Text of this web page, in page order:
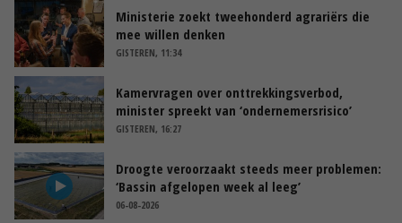
Ministerie zoekt tweehonderd agrariërs die
mee willen denken
GISTEREN, 11:34
Kamervragen over onttrekkingsverbod,
minister spreekt van ‘ondernemersrisico’
GISTEREN, 16:27
Droogte veroorzaakt steeds meer problemen:
‘Bassin afgelopen week al leeg’
06-08-2026